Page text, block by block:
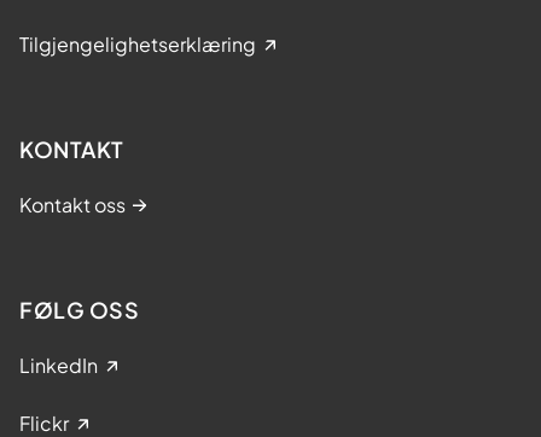
Tilgjengelighetserklæring
KONTAKT
Kontakt oss
FØLG OSS
LinkedIn
Flickr